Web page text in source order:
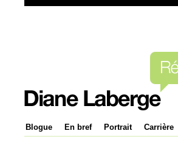
Blogue En bref Portrait Carrière